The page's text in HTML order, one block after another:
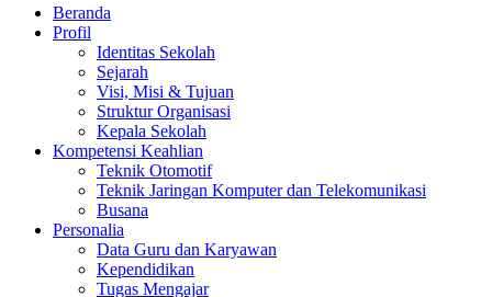
Beranda
Profil
Identitas Sekolah
Sejarah
Visi, Misi & Tujuan
Struktur Organisasi
Kepala Sekolah
Kompetensi Keahlian
Teknik Otomotif
Teknik Jaringan Komputer dan Telekomunikasi
Busana
Personalia
Data Guru dan Karyawan
Kependidikan
Tugas Mengajar